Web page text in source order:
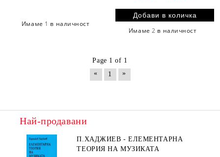
Имаме 1 в наличност
Имаме2 в наличност
Page 1 of 1
«
1 »
Най-продавани
П.ХАДЖИЕВ - ЕЛЕМЕНТАРНА
ТЕОРИЯ НА МУЗИКАТА